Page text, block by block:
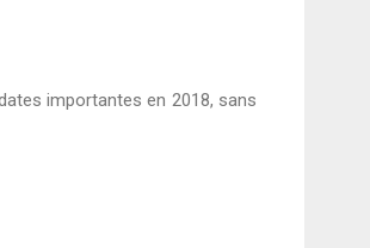
importantes en 2018, sans